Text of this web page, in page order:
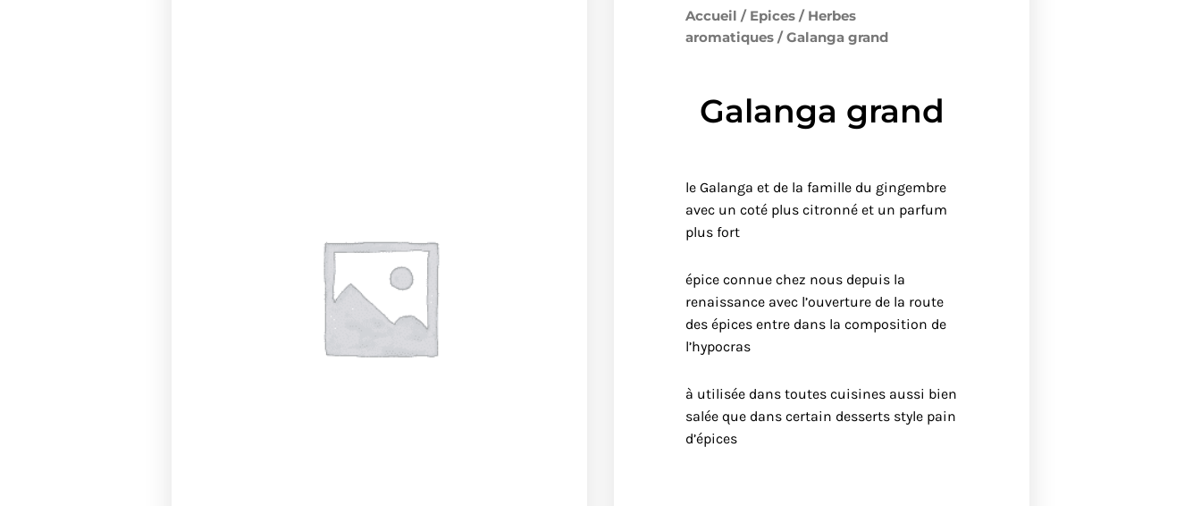
Accueil / Epices / Herbes
aromatiques / Galanga grand
Galanga grand
le Galanga et de la famille du gingembre
avec un coté plus citronné et un parfum
plus fort
épice connue chez nous depuis la
renaissance avec l’ouverture de la route
des épices entre dans la composition de
l’hypocras
à utilisée dans toutes cuisines aussi bien
salée que dans certain desserts style pain
d’épices